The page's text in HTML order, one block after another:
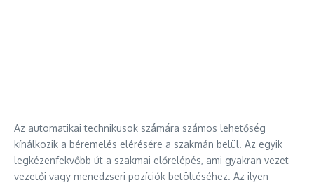
Az automatikai technikusok számára számos lehetőség
kínálkozik a béremelés elérésére a szakmán belül. Az egyik
legkézenfekvőbb út a szakmai előrelépés, ami gyakran vezet
vezetői vagy menedzseri pozíciók betöltéséhez. Az ilyen